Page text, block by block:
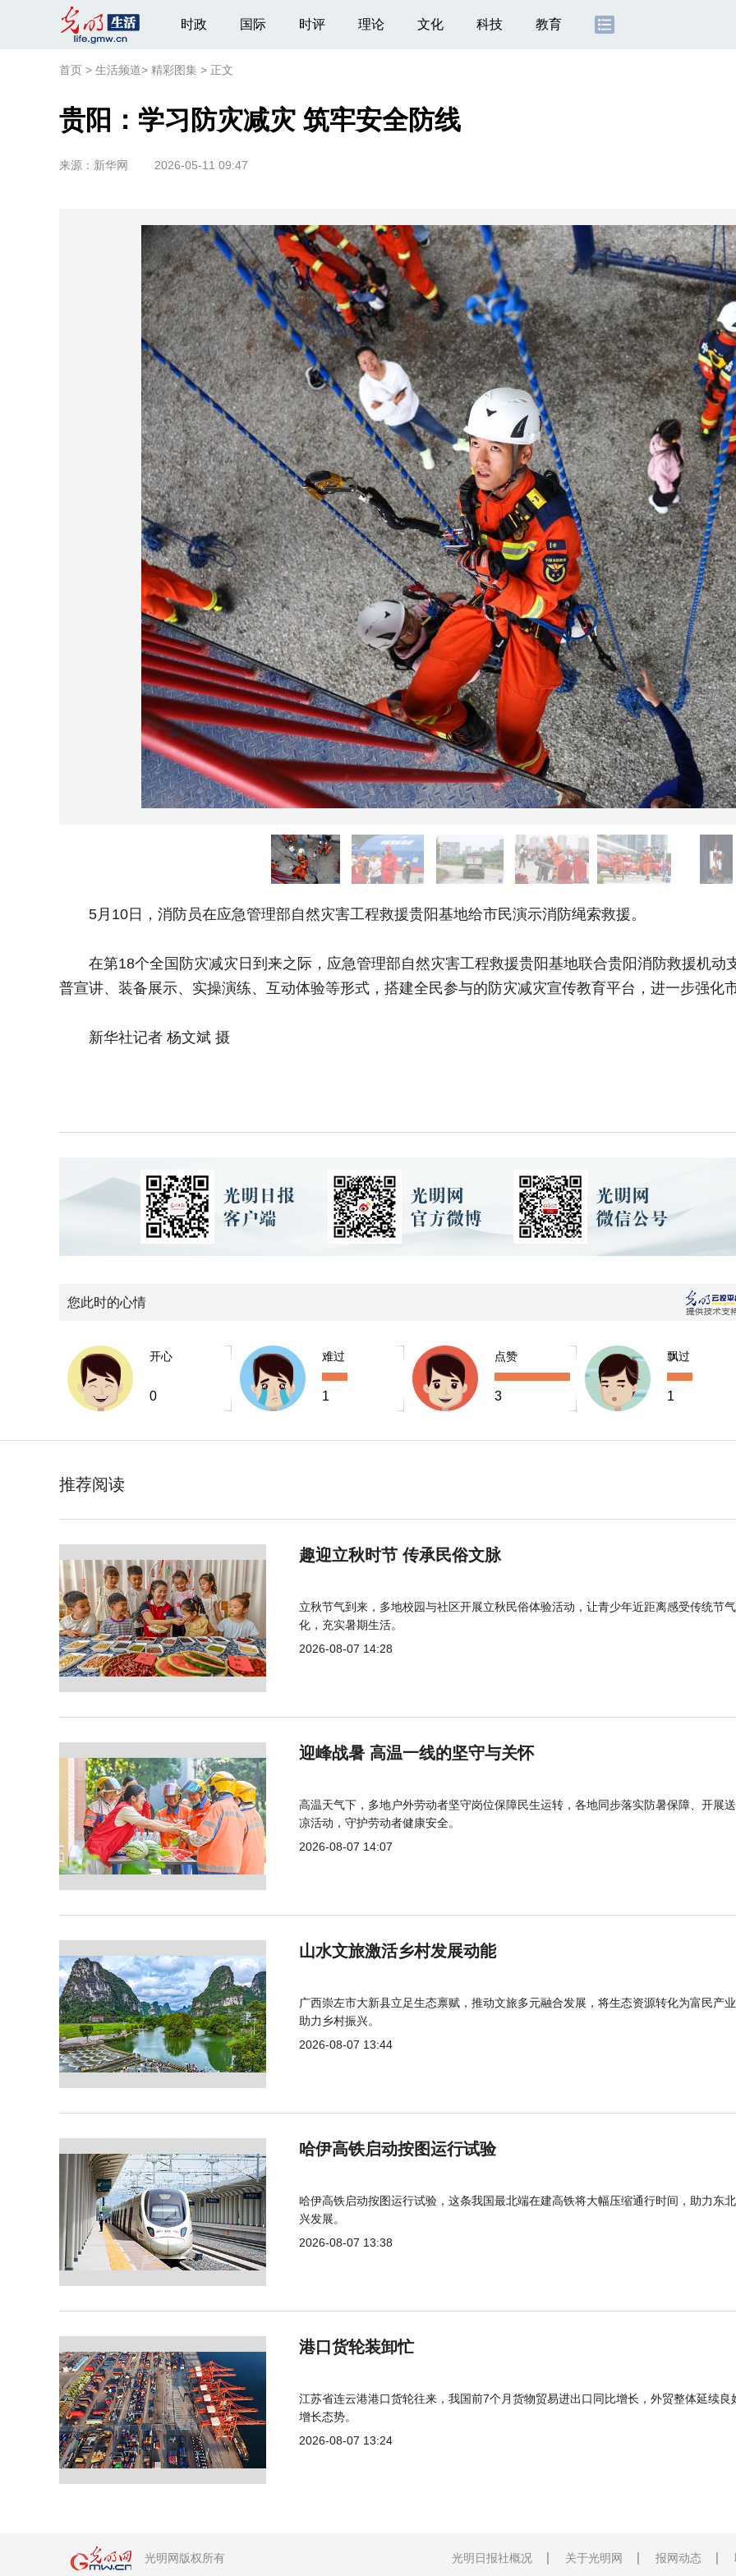
时政 国际 时评 理论 文化 科技 教育
首页 > 生活频道> 精彩图集 > 正文
贵阳：学习防灾减灾 筑牢安全防线
来源： 新华网 2026-05-11 09:47
5月10日，消防员在应急管理部自然灾害工程救援贵阳基地给市民演示消防绳索救援。
在第18个全国防灾减灾日到来之际，应急管理部自然灾害工程救援贵阳基地联合贵阳消防救援机动
普宣讲、装备展示、实操演练、互动体验等形式，搭建全民参与的防灾减灾宣传教育平台，进一步强化
新华社记者 杨文斌 摄
您此时的心情
开心
0
难过
1
点赞
3
飘过
1
推荐阅读
趣迎立秋时节 传承民俗文脉
立秋节气到来，多地校园与社区开展立秋民俗体验活动，让青少年近距离感受传统节
化，充实暑期生活。
2026-08-07 14:28
迎峰战暑 高温一线的坚守与关怀
高温天气下，多地户外劳动者坚守岗位保障民生运转，各地同步落实防暑保障、开展
凉活动，守护劳动者健康安全。
2026-08-07 14:07
山水文旅激活乡村发展动能
广西崇左市大新县立足生态禀赋，推动文旅多元融合发展，将生态资源转化为富民产
助力乡村振兴。
2026-08-07 13:44
哈伊高铁启动按图运行试验
哈伊高铁启动按图运行试验，这条我国最北端在建高铁将大幅压缩通行时间，助力东
兴发展。
2026-08-07 13:38
港口货轮装卸忙
江苏省连云港港口货轮往来，我国前7个月货物贸易进出口同比增长，外贸整体延续良
增长态势。
2026-08-07 13:24
光明网版权所有 光明日报社概况 关于光明网 报网动态